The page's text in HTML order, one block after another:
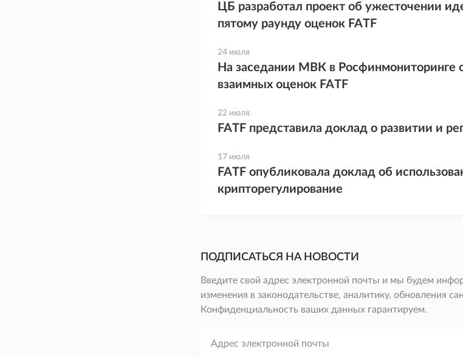
ЦБ разработал проект об ужесточении
пятому раунду оценок FATF
24 июля
На заседании МВК в Росфинмониторинге
взаимных оценок FATF
22 июля
FATF представила доклад о развитии и
17 июля
FATF опубликовала доклад об
крипторегулирование
ПОДПИСАТЬСЯ НА НОВОСТИ
Введите свой адрес электронной почты и мы будем
изменения в законодательстве, аналитику, обновления
Конфиденциальность ваших данных гарантируем.